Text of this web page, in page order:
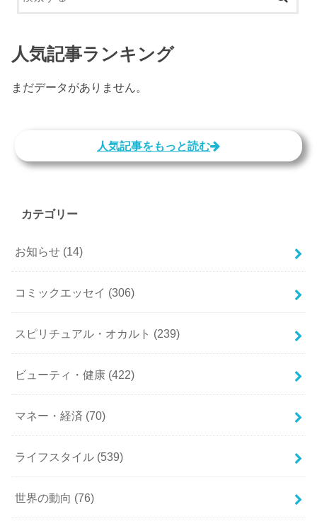
人気記事ランキング
まだデータがありません。
人気記事をもっと読む
カテゴリー
お知らせ (14)
コミックエッセイ (306)
スピリチュアル・オカルト (239)
ビューティ・健康 (422)
マネー・経済 (70)
ライフスタイル (539)
世界の動向 (76)